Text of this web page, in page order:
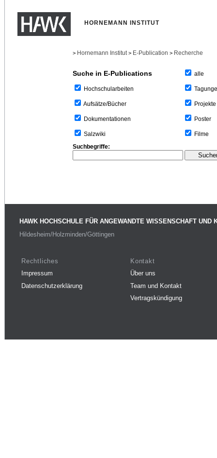
HORNEMANN INSTITUT
> Hornemann Institut > E-Publication > Recherche
Suche in E-Publications
Hochschularbeiten
Aufsätze/Bücher
Dokumentationen
Salzwiki
alle
Projekte
Poster
Filme
Suchbegriffe:
HAWK HOCHSCHULE FÜR ANGEWANDTE WISSENSCHAFT UND
Hildesheim/Holzminden/Göttingen
Rechtliches
Impressum
Datenschutzerklärung
Kontakt
Über uns
Team und Kontakt
Vertragskündigung